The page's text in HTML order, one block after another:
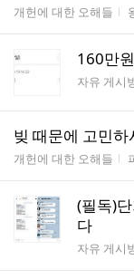
게시판명
개헌에 대한 오해들
160만
게시판명
자유 게시
빚 때문에 고민
게시판명
개헌에 대한 오해들
(필독)
다
게시판명
자유 게시